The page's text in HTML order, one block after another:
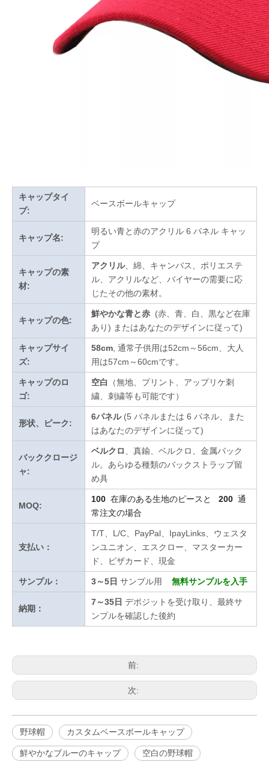
キャップタイ
プ:
ベースボールキャップ
キャップ名:
明るい青と赤のアクリル 6 パネル キャッ
プ
キャップの素
材:
アクリル、綿、キャンバス、ポリエステ
ル、アクリルなど、バイヤーの需要に応
じたその他の素材。
キャップの色:
鮮やかな青と赤 (赤、青、白、黒など在庫
あり) またはあなたのデザインに従って)
キャップサイ
ズ:
58cm , 通常子供用は52cm～56cm、大人
用は57cm～60cmです。
キャップのロ
ゴ:
空白
（無地、プリント、アップリケ刺
繍、刺繍等も可能です）
形状、ピーク:
6パネル (5 パネルまたは 6 パネル、また
はあなたのデザインに従って)
バッククロージ
ャ:
ベルクロ
、真鍮、ベルクロ、金属バック
ル。あらゆる種類のバックストラップ留
め具
MOQ:
100 在庫のある生地のピースと 200 通
常注文の場合
支払い：
T/T、L/C、PayPal、IpayLinks、ウェスタ
ンユニオン、エスクロー、マスターカー
ド、ビザカード、現金
サンプル： 3～5日 サンプル用 無料サンプルを入手
納期：
7～35日 デポジットを受け取り、最終サ
ンプルを確認した後約
前:
次:
野球帽 カスタムベースボールキャップ
鮮やかなブルーのキャップ 空白の野球帽